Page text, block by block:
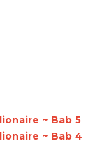
~ Bab 5
~ Bab 4